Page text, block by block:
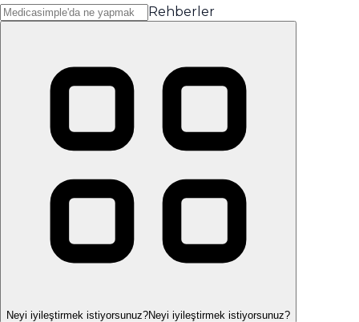
Rehberler
Neyi iyileştirmek istiyorsunuz?Neyi iyileştirmek istiyorsunuz?